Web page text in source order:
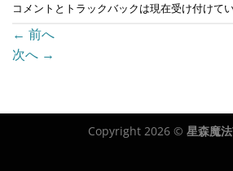
コメントとトラックバックは現在受け付けてい
← 前へ
次へ →
Copyright 2026 © 星森魔